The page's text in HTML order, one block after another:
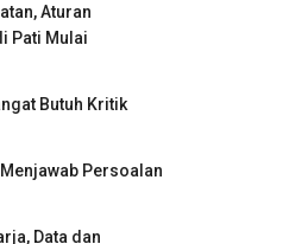
Aturan
Pati Mulai
Butuh Kritik
Persoalan
Data dan